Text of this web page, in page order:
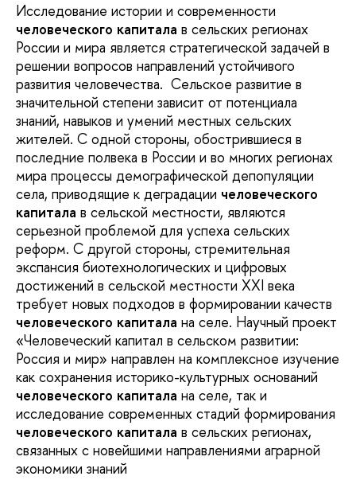
Исследование истории и современности
человеческого капитала в сельских регионах
России и мира является стратегической задачей в
решении вопросов направлений устойчивого
развития человечества. Сельское развитие в
значительной степени зависит от потенциала
знаний, навыков и умений местных сельских
жителей. С одной стороны, обострившиеся в
последние полвека в России и во многих регионах
мира процессы демографической депопуляции
села, приводящие к деградации человеческого
капитала в сельской местности, являются
серьезной проблемой для успеха сельских
реформ. С другой стороны, стремительная
экспансия биотехнологических и цифровых
достижений в сельской местности ХХI века
требует новых подходов в формировании качеств
человеческого капитала на селе. Научный проект
«Человеческий капитал в сельском развитии:
Россия и мир» направлен на комплексное изучение
как сохранения историко-культурных оснований
человеческого капитала на селе, так и
исследование современных стадий формирования
человеческого капитала в сельских регионах,
связанных с новейшими направлениями аграрной
экономики знаний